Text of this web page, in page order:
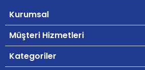
Kurumsal
Müşteri Hizmetleri
Kategoriler